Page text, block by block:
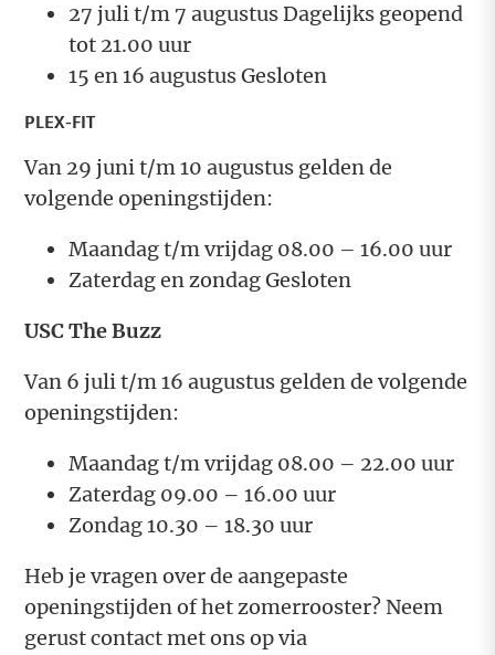
27 juli t/m 7 augustus Dagelijks geopend
tot 21.00 uur
15 en 16 augustus Gesloten
PLEX-FIT
Van 29 juni t/m 10 augustus gelden de
volgende openingstijden:
Maandag t/m vrijdag 08.00 – 16.00 uur
Zaterdag en zondag Gesloten
USC The Buzz
Van 6 juli t/m 16 augustus gelden de volgende
openingstijden:
Maandag t/m vrijdag 08.00 – 22.00 uur
Zaterdag 09.00 – 16.00 uur
Zondag 10.30 – 18.30 uur
Heb je vragen over de aangepaste
openingstijden of het zomerrooster? Neem
gerust contact met ons op via